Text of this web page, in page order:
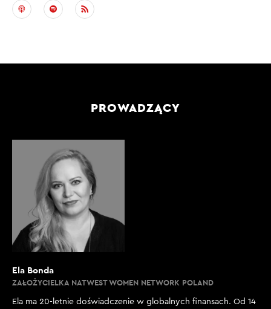
PROWADZĄCY
Ela Bonda
ZAŁOŻYCIELKA NATWEST WOMEN NETWORK POLAND
Ela ma 20-letnie doświadczenie w globalnych finansach. Od 14